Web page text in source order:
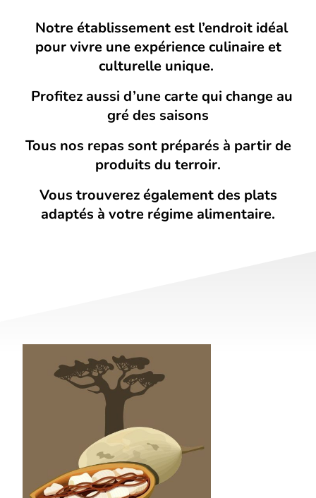
Notre établissement est l’endroit idéal
pour vivre une expérience culinaire et
culturelle unique.
Profitez aussi d’une carte qui change au
gré des saisons
Tous nos repas sont préparés à partir de
produits du terroir.
Vous trouverez également des plats
adaptés à votre régime alimentaire.